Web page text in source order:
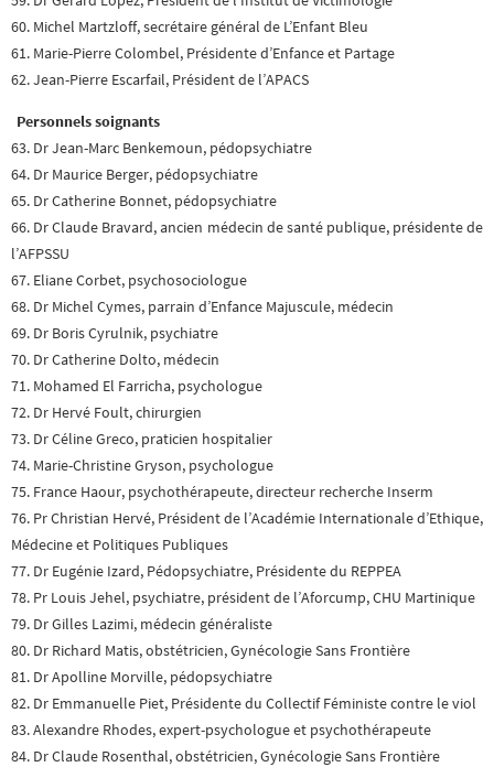
60. Michel Martzloff, secrétaire général de L’Enfant Bleu
61. Marie-Pierre Colombel, Présidente d’Enfance et Partage
62. Jean-Pierre Escarfail, Président de l’APACS
Personnels soignants
63. Dr Jean-Marc Benkemoun, pédopsychiatre
64. Dr Maurice Berger, pédopsychiatre
65. Dr Catherine Bonnet, pédopsychiatre
66. Dr Claude Bravard, ancien médecin de santé publique, présidente de
l’AFPSSU
67. Eliane Corbet, psychosociologue
68. Dr Michel Cymes, parrain d’Enfance Majuscule, médecin
69. Dr Boris Cyrulnik, psychiatre
70. Dr Catherine Dolto, médecin
71. Mohamed El Farricha, psychologue
72. Dr Hervé Foult, chirurgien
73. Dr Céline Greco, praticien hospitalier
74. Marie-Christine Gryson, psychologue
75. France Haour, psychothérapeute, directeur recherche Inserm
76. Pr Christian Hervé, Président de l’Académie Internationale d’Ethique,
Médecine et Politiques Publiques
77. Dr Eugénie Izard, Pédopsychiatre, Présidente du REPPEA
78. Pr Louis Jehel, psychiatre, président de l’Aforcump, CHU Martinique
79. Dr Gilles Lazimi, médecin généraliste
80. Dr Richard Matis, obstétricien, Gynécologie Sans Frontière
81. Dr Apolline Morville, pédopsychiatre
82. Dr Emmanuelle Piet, Présidente du Collectif Féministe contre le viol
83. Alexandre Rhodes, expert-psychologue et psychothérapeute
84. Dr Claude Rosenthal, obstétricien, Gynécologie Sans Frontière